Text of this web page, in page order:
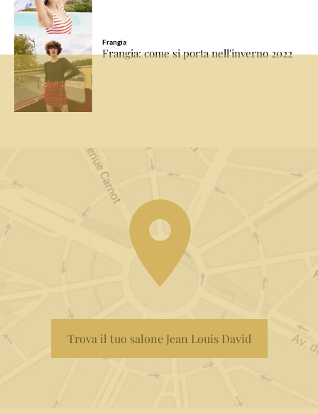
Frangia
Frangia: come si porta nell'inverno 2022
Trova il tuo salone Jean Louis David